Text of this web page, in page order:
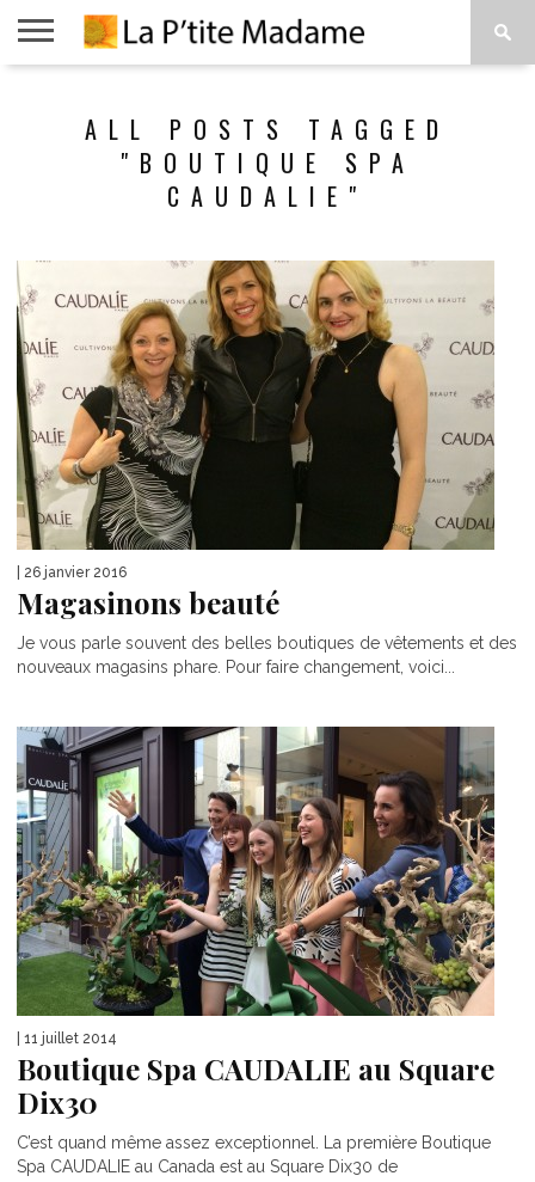
VIVRE
PROPOSALL POSTS TAGGED
"BOUTIQUE SPA
CAUDALIE"
| 26 janvier 2016
Magasinons beauté
Je vous parle souvent des belles boutiques de vêtements et des
nouveaux magasins phare. Pour faire changement, voici...
| 11 juillet 2014
Boutique Spa CAUDALIE au Square
Dix30
C’est quand même assez exceptionnel. La première Boutique
Spa CAUDALIE au Canada est au Square Dix30 de